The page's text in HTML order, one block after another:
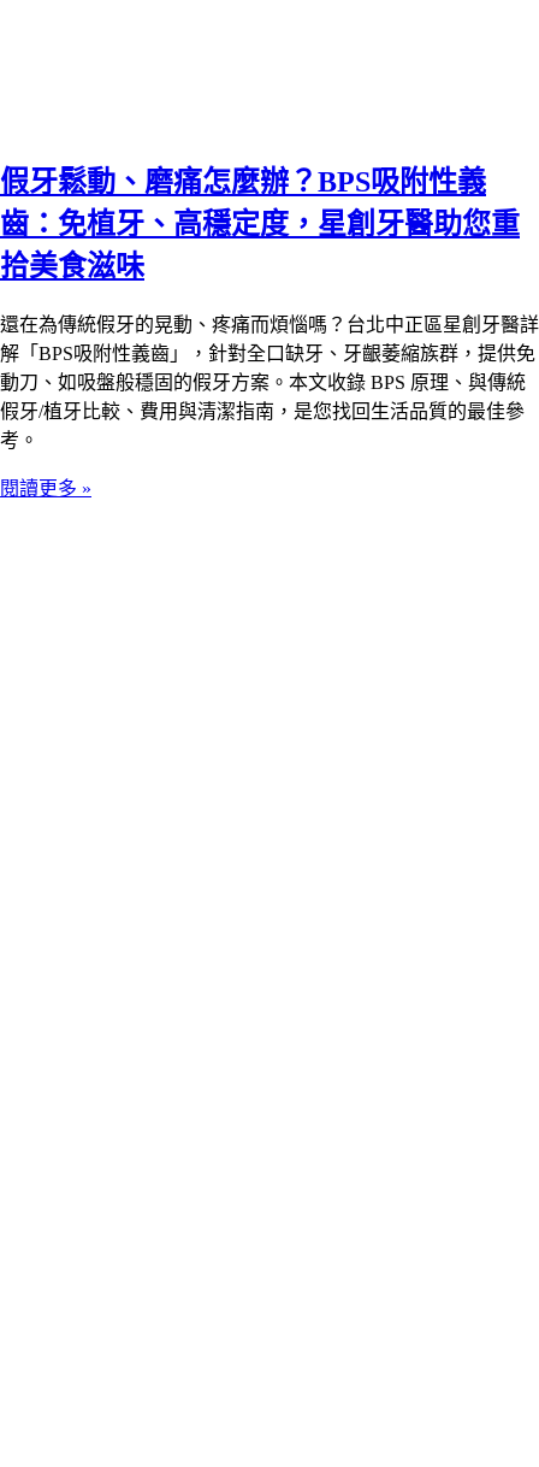
假牙鬆動、磨痛怎麼辦？BPS吸附性義
齒：免植牙、高穩定度，星創牙醫助您重
拾美食滋味
還在為傳統假牙的晃動、疼痛而煩惱嗎？台北中正區星創牙醫詳
解「BPS吸附性義齒」，針對全口缺牙、牙齦萎縮族群，提供免
動刀、如吸盤般穩固的假牙方案。本文收錄 BPS 原理、與傳統
假牙/植牙比較、費用與清潔指南，是您找回生活品質的最佳參
考。
閱讀更多 »